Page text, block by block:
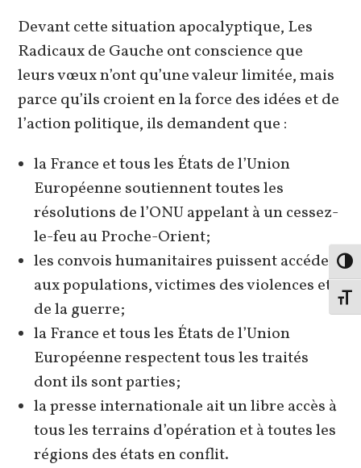
Devant cette situation apocalyptique, Les
Radicaux de Gauche ont conscience que
leurs vœux n’ont qu’une valeur limitée, mais
parce qu’ils croient en la force des idées et de
l’action politique, ils demandent que :
la France et tous les États de l’Union
Européenne soutiennent toutes les
résolutions de l’ONU appelant à un cessez-
le-feu au Proche-Orient;
les convois humanitaires puissent accéder
aux populations, victimes des violences et
de la guerre;
la France et tous les États de l’Union
Européenne respectent tous les traités
dont ils sont parties;
la presse internationale ait un libre accès à
tous les terrains d’opération et à toutes les
régions des états en conflit.